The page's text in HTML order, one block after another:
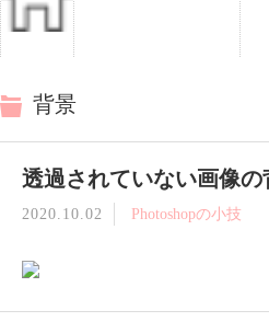
背景
透過されていない画像
2020.10.02 Photoshopの小技